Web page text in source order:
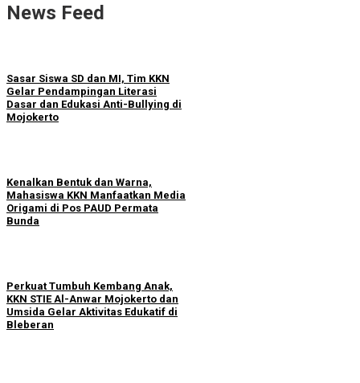
News Feed
Sasar Siswa SD dan MI, Tim KKN
Gelar Pendampingan Literasi
Dasar dan Edukasi Anti-Bullying di
Mojokerto
Kenalkan Bentuk dan Warna,
Mahasiswa KKN Manfaatkan Media
Origami di Pos PAUD Permata
Bunda
Perkuat Tumbuh Kembang Anak,
KKN STIE Al-Anwar Mojokerto dan
Umsida Gelar Aktivitas Edukatif di
Bleberan